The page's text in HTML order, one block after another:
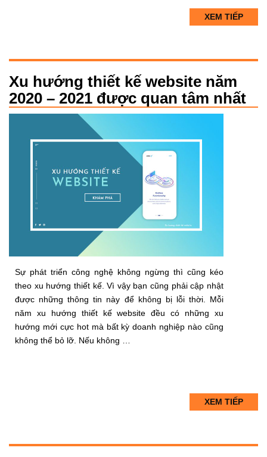
XEM TIẾP
Xu hướng thiết kế website năm
2020 – 2021 được quan tâm nhất
Sự phát triển công nghệ không ngừng thì cũng kéo
theo xu hướng thiết kế. Vì vậy bạn cũng phải cập nhật
được những thông tin này để không bị lỗi thời. Mỗi
năm xu hướng thiết kế website đều có những xu
hướng mới cực hot mà bất kỳ doanh nghiệp nào cũng
không thể bỏ lỡ. Nếu không …
XEM TIẾP